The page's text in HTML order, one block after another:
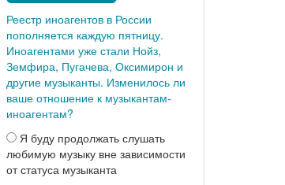
Реестр иноагентов в России
пополняется каждую пятницу.
Иноагентами уже стали Нойз,
Земфира, Пугачева, Оксимирон и
другие музыканты. Изменилось ли
ваше отношение к музыкантам-
иноагентам?
Я буду продолжать слушать
любимую музыку вне зависимости
от статуса музыканта